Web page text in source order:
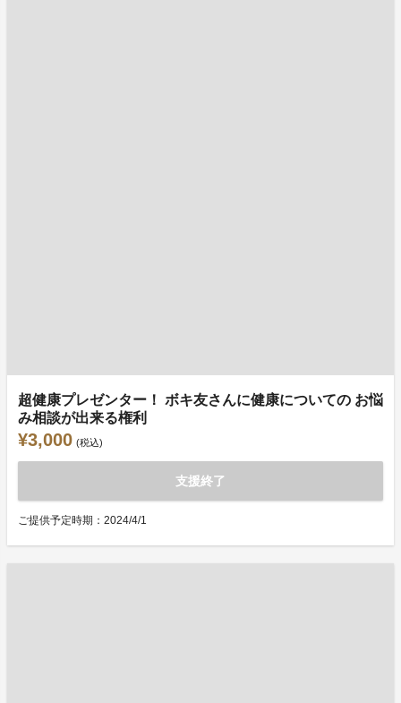
超健康プレゼンター！ ボキ友さんに健康についての お悩
み相談が出来る権利
¥3,000 (税込)
支援終了
ご提供予定時期：2024/4/1